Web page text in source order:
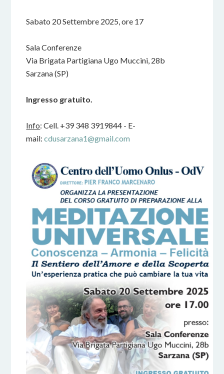
Sabato 20 Settembre 2025, ore 17
Sala Conferenze
Via Brigata Partigiana Ugo Muccini, 28b
Sarzana (SP)
Ingresso gratuito.
Info: Cell. +39 348 3919844 - E-
mail:cdusarzana1@gmail.com